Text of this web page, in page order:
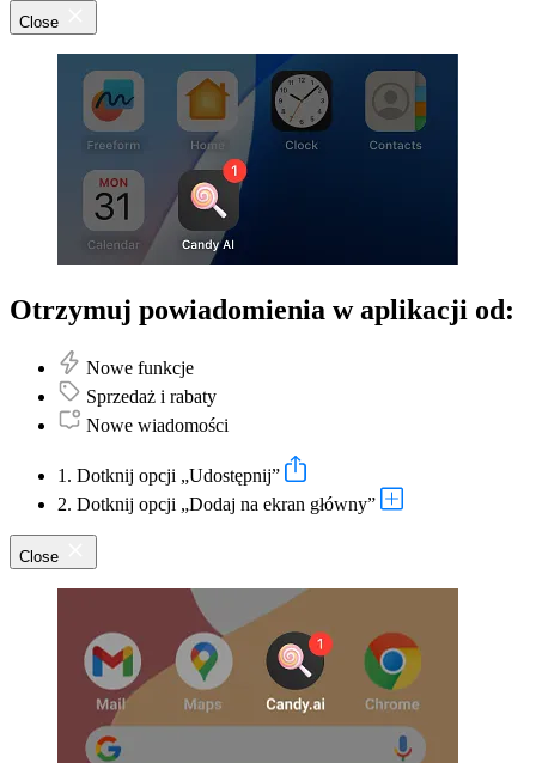
Close
Otrzymuj powiadomienia w aplikacji od:
Nowe funkcje
Sprzedaż i rabaty
Nowe wiadomości
1. Dotknij opcji „Udostępnij”
2. Dotknij opcji „Dodaj na ekran główny”
Close